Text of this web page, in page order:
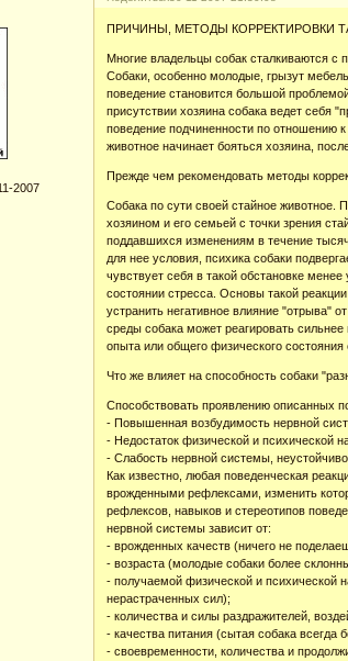
2007
ПРИЧИНЫ, МЕТОДЫ КОРРЕКТИРОВКИ
Многие владельцы собак сталкиваются с
Собаки, особенно молодые, грызут
поведение становится большой
присутствии хозяина собака ведет себя
поведение подчиненности по отношению
животное начинает бояться хозяина,
Прежде чем рекомендовать методы
Собака по сути своей стайное животное.
хозяином и его семьей с точки зрения
поддавшихся изменениям в течение
для нее условия, психика собаки
чувствует себя в такой обстановке
состоянии стресса. Основы такой
устранить негативное влияние "отрыва"
среды собака может реагировать
опыта или общего физического состояния
Что же влияет на способность собаки
Способствовать проявлению описанных
- Повышенная возбудимость нервной
- Недостаток физической и психической
- Слабость нервной системы,
Как известно, любая поведенческая
врожденными рефлексами, изменить
рефлексов, навыков и стереотипов
нервной системы зависит от:
- врожденных качеств (ничего не
- возраста (молодые собаки более
- получаемой физической и психической
нерастраченных сил);
- количества и силы раздражителей,
- качества питания (сытая собака всегда
- своевременности, количества и